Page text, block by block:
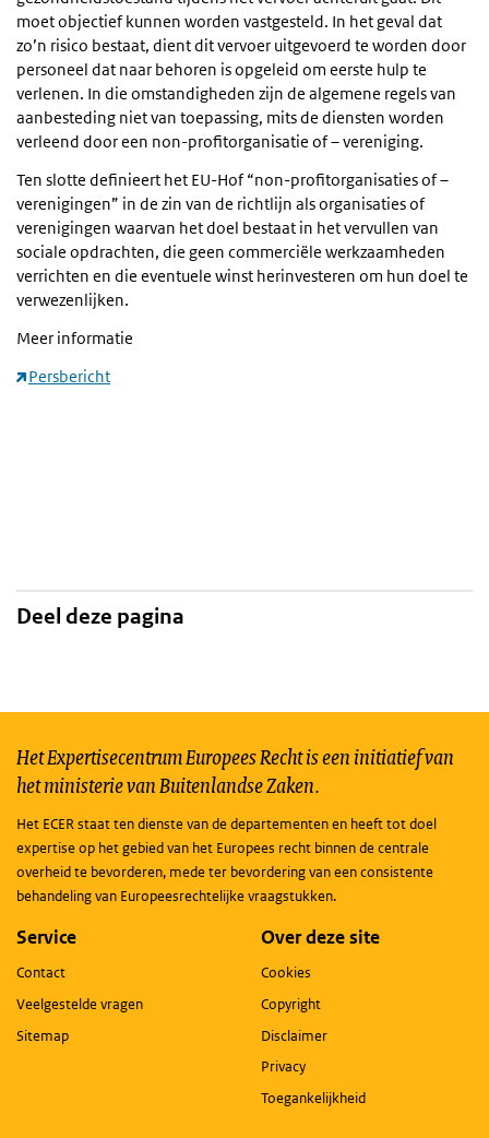
moet objectief kunnen worden vastgesteld. In het geval dat
zo’n risico bestaat, dient dit vervoer uitgevoerd te worden door
personeel dat naar behoren is opgeleid om eerste hulp te
verlenen. In die omstandigheden zijn de algemene regels van
aanbesteding niet van toepassing, mits de diensten worden
verleend door een non-profitorganisatie of – vereniging.
Ten slotte definieert het EU-Hof “non-profitorganisaties of –
verenigingen” in de zin van de richtlijn als organisaties of
verenigingen waarvan het doel bestaat in het vervullen van
sociale opdrachten, die geen commerciële werkzaamheden
verrichten en die eventuele winst herinvesteren om hun doel te
verwezenlijken.
Meer informatie
Persbericht
Deel deze pagina
Het Expertisecentrum Europees Recht is een initiatief van
het ministerie van Buitenlandse Zaken.
Het ECER staat ten dienste van de departementen en heeft tot doel
expertise op het gebied van het Europees recht binnen de centrale
overheid te bevorderen, mede ter bevordering van een consistente
behandeling van Europeesrechtelijke vraagstukken.
Service
Contact
Veelgestelde vragen
Sitemap
Over deze site
Cookies
Copyright
Disclaimer
Privacy
Toegankelijkheid